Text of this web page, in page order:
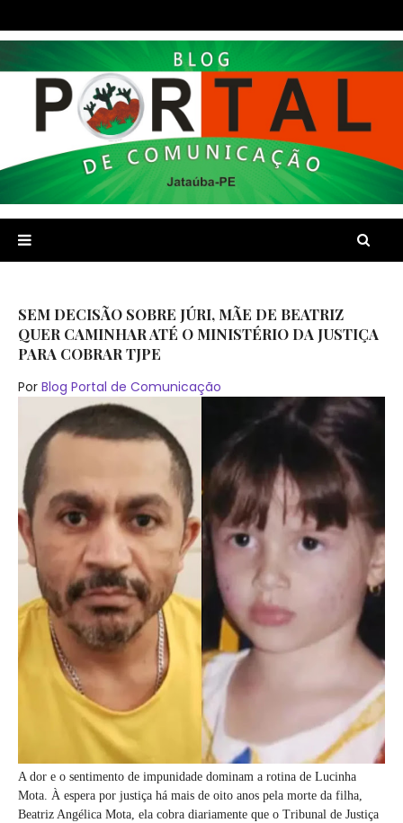
SEM DECISÃO SOBRE JÚRI, MÃE DE BEATRIZ
QUER CAMINHAR ATÉ O MINISTÉRIO DA JUSTIÇA
PARA COBRAR TJPE
Por Blog Portal de Comunicação
A dor e o sentimento de impunidade dominam a rotina de Lucinha
Mota. À espera por justiça há mais de oito anos pela morte da filha,
Beatriz Angélica Mota, ela cobra diariamente que o Tribunal de Justiça